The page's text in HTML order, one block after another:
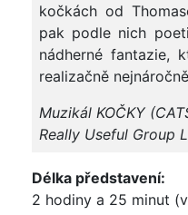
kočkách od
pak podle nich
nádherné fantazie,
realizačně
Muzikál KOČKY
Really Useful Group
Délka představení:
2 hodiny a 25 minut